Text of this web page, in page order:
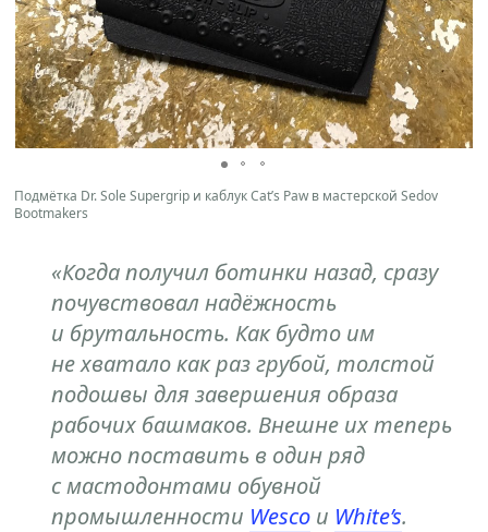
Подмётка Dr. Sole Supergrip и каблук Cat’s Paw в мастерской Sedov
Bootmakers
«Когда получил ботинки назад, сразу
почувствовал надёжность
и брутальность. Как будто им
не хватало как раз грубой, толстой
подошвы для завершения образа
рабочих башмаков. Внешне их теперь
можно поставить в один ряд
с мастодонтами обувной
промышленности Wesco и White’s.